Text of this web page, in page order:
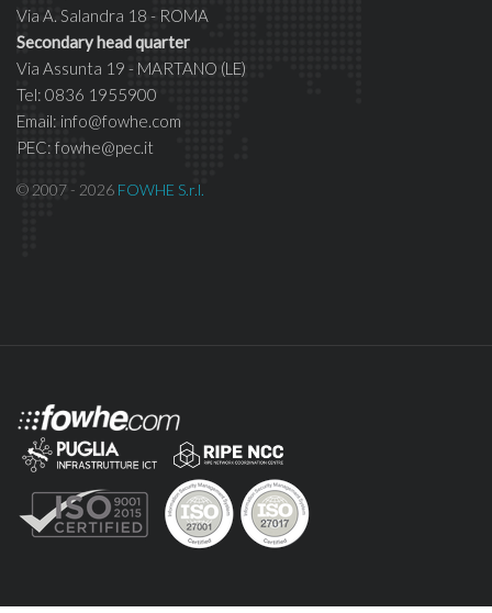
Via A. Salandra 18 - ROMA
Secondary head quarter
Via Assunta 19 - MARTANO (LE)
Tel: 0836 1955900
Email: info@fowhe.com
PEC: fowhe@pec.it
© 2007 - 2026 FOWHE S.r.l.